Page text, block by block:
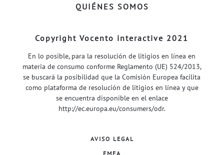
QUIÉNES SOMOS
Copyright Vocento interactive 2021
En lo posible, para la resolución de litigios en línea en
materia de consumo conforme Reglamento (UE) 524/2013,
se buscará la posibilidad que la Comisión Europea facilita
como plataforma de resolución de litigios en línea y que
se encuentra disponible en el enlace
http://ec.europa.eu/consumers/odr.
AVISO LEGAL
EMFA